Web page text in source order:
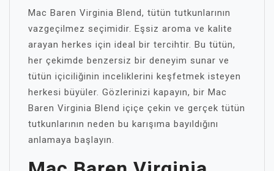
Mac Baren Virginia Blend, tütün tutkunlarının
vazgeçilmez seçimidir. Eşsiz aroma ve kalite
arayan herkes için ideal bir tercihtir. Bu tütün,
her çekimde benzersiz bir deneyim sunar ve
tütün içiciliğinin inceliklerini keşfetmek isteyen
herkesi büyüler. Gözlerinizi kapayın, bir Mac
Baren Virginia Blend içiçe çekin ve gerçek tütün
tutkunlarının neden bu karışıma bayıldığını
anlamaya başlayın.